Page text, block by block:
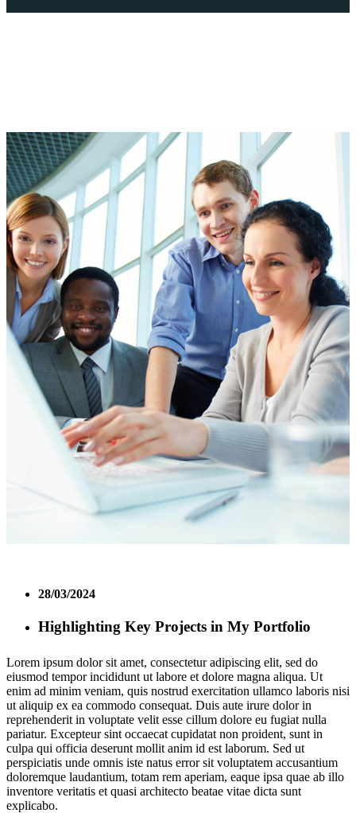
28/03/2024
Highlighting Key Projects in My Portfolio
Lorem ipsum dolor sit amet, consectetur adipiscing elit, sed do
eiusmod tempor incididunt ut labore et dolore magna aliqua. Ut
enim ad minim veniam, quis nostrud exercitation ullamco laboris nisi
ut aliquip ex ea commodo consequat. Duis aute irure dolor in
reprehenderit in voluptate velit esse cillum dolore eu fugiat nulla
pariatur. Excepteur sint occaecat cupidatat non proident, sunt in
culpa qui officia deserunt mollit anim id est laborum. Sed ut
perspiciatis unde omnis iste natus error sit voluptatem accusantium
doloremque laudantium, totam rem aperiam, eaque ipsa quae ab illo
inventore veritatis et quasi architecto beatae vitae dicta sunt
explicabo.